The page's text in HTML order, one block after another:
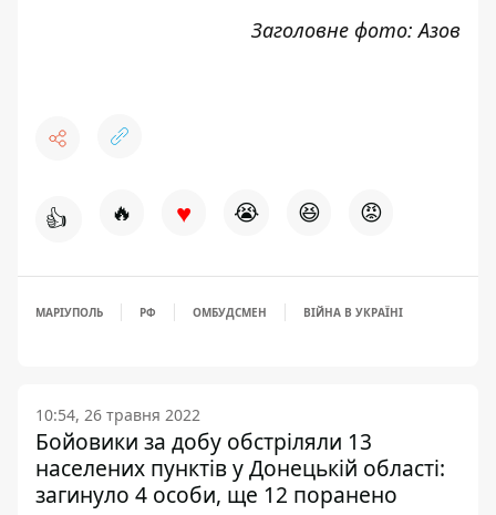
Заголовне фото: Азов
👍 🔥 ♥ 😭 😆 😡
МАРІУПОЛЬ РФ ОМБУДСМЕН ВІЙНА В УКРАЇНІ
10:54, 26 травня 2022
Бойовики за добу обстріляли 13
населених пунктів у Донецькій області:
загинуло 4 особи, ще 12 поранено